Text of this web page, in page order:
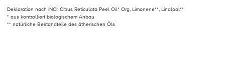
Deklaration nach INCI: Citrus Reticulata Peel Oil* Org, Limonene**, Linalool**
* aus kontrolliert biologischem Anbau
** natürliche Bestandteile des ätherischen Öls